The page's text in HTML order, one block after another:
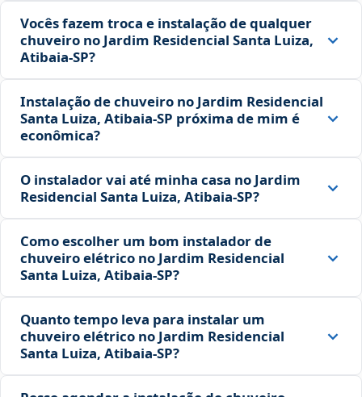
Vocês fazem troca e instalação de qualquer
chuveiro no Jardim Residencial Santa Luiza,
Atibaia‑SP?
Instalação de chuveiro no Jardim Residencial
Santa Luiza, Atibaia‑SP próxima de mim é
econômica?
O instalador vai até minha casa no Jardim
Residencial Santa Luiza, Atibaia‑SP?
Como escolher um bom instalador de
chuveiro elétrico no Jardim Residencial
Santa Luiza, Atibaia‑SP?
Quanto tempo leva para instalar um
chuveiro elétrico no Jardim Residencial
Santa Luiza, Atibaia‑SP?